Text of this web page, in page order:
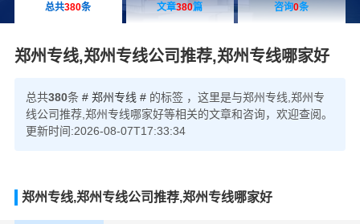
总共380条 文章380篇 咨询0条
郑州专线,郑州专线公司推荐,郑州专线哪家好
总共380条 # 郑州专线 #的标签 ，这里是与郑州专线,郑州专
线公司推荐,郑州专线哪家好等相关的文章和咨询，欢迎查阅。
更新时间:2026-08-07T17:33:34
郑州专线,郑州专线公司推荐,郑州专线哪家好